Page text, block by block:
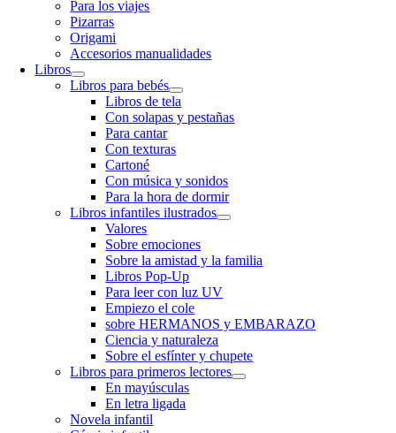
Para los viajes
Pizarras
Origami
Accesorios manualidades
Libros
Libros para bebés
Libros de tela
Con solapas y pestañas
Para cantar
Con texturas
Cartoné
Con música y sonidos
Para la hora de dormir
Libros infantiles ilustrados
Valores
Sobre emociones
Sobre la amistad y la familia
Libros Pop-Up
Para leer con luz UV
Empiezo el cole
sobre HERMANOS y EMBARAZO
Ciencia y naturaleza
Sobre el esfínter y chupete
Libros para primeros lectores
En mayúsculas
En letra ligada
Novela infantil